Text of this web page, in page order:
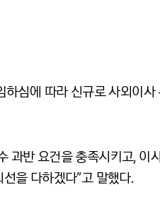
심에 따라 신규로 사외이사
과반 요건을 충족시키고, 이
을 다하겠다”고 말했다.